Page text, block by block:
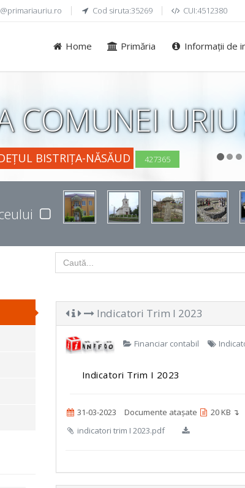
Cod siruta:35269 CUI:4512380
Home Primăria Informații de
COMUNEI
BISTRIȚA-NĂSĂUD 427365
Indicatori Trim I 2023
Financiar contabil
Indicatori Trim I 2023
31-03-2023 Documente atașate
20 KB ↴
indicatori trim I 2023.pdf